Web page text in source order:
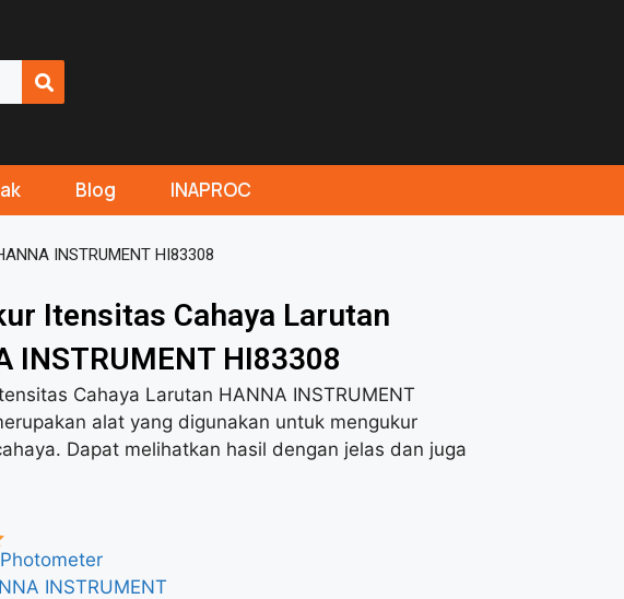
Blog INAPROC
INSTRUMENT HI83308
Itensitas Cahaya Larutan
INSTRUMENT HI83308
Cahaya Larutan HANNA INSTRUMENT
alat yang digunakan untuk mengukur
Dapat melihatkan hasil dengan jelas dan juga
Photometer
INSTRUMENT